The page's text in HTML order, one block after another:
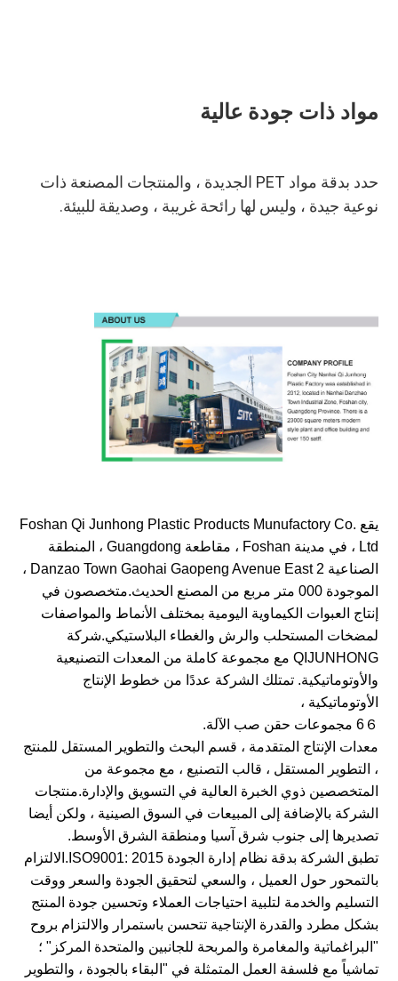
مواد ذات جودة عالية
نوعية جيدة ، وليس لها رائحة غريبة ، وصديقة للبيئة.
يقع Foshan Qi Junhong Plastic Products Munufactory Co.
، Ltd في مدينة Foshan ، مقاطعة Guangdong ، المنطقة
الصناعية Danzao Town Gaohai Gaopeng Avenue East 2 ،
الموجودة 000 متر مربع من المصنع الحديث.متخصصون في
إنتاج العبوات الكيماوية اليومية بمختلف الأنماط والمواصفات
لمضخات المستحلب والرش والغطاء البلاستيكي.شركة
QIJUNHONG مع مجموعة كاملة من المعدات التصنيعية
والأوتوماتيكية. تمتلك الشركة عددًا من خطوط الإنتاج
الأوتوماتيكية ،
6６ مجموعات حقن صب الآلة.
معدات الإنتاج المتقدمة ، قسم البحث والتطوير المستقل للمنتج
، التطوير المستقل ، قالب التصنيع ، مع مجموعة من
المتخصصين ذوي الخبرة العالية في التسويق والإدارة.منتجات
الشركة بالإضافة إلى المبيعات في السوق الصينية ، ولكن أيضا
تصديرها إلى جنوب شرق آسيا ومنطقة الشرق الأوسط.
تطبق الشركة بدقة نظام إدارة الجودة ISO9001: 2015.الالتزام
بالتمحور حول العميل ، والسعي لتحقيق الجودة والسعر ووقت
التسليم والخدمة لتلبية احتياجات العملاء وتحسين جودة المنتج
بشكل مطرد والقدرة الإنتاجية تتحسن باستمرار والالتزام بروح
"البراغماتية والمغامرة والمربحة للجانبين والمتحدة المركز" ؛
تماشياً مع فلسفة العمل المتمثلة في "البقاء بالجودة ، والتطوير